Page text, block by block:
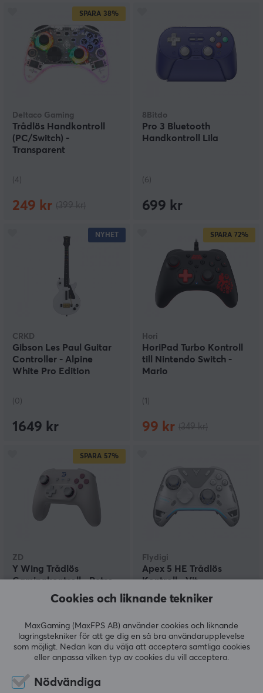
SPARA 38%
Deltaco Gaming
Trådlös Handkontroll
(PC/Switch) -
Transparent
(4)
249 kr
8Bitdo
Pro 3 Bluetooth
Handkontroll Lila
(6)
699 kr
NYHET
CRKD
Gibson Les Paul Guitar
Controller - Alpine
White Pro Edition
(0)
1649 kr
SPARA 72%
Hori
HoriPad Turbo Kontroll
till Nintendo Switch -
Mario
(1)
99 kr
SPARA 57%
ZD
Y Wing Trådlös
Gamingkontroll - Retro
149 kr (349 kr)
Flydigi
Apex 5 HE Trådlös
Kontroll - Vit
(12)
1499 kr
SPARA
Cookies och liknande tekniker
MaxGaming (MaxFPS AB) använder cookies och liknande
lagringstekniker för att ge dig en så bra användarupplevelse
som möjligt. Nedan kan du välja att acceptera samtliga cookies
eller anpassa vilken typ av cookies du vill acceptera.
Nödvändiga